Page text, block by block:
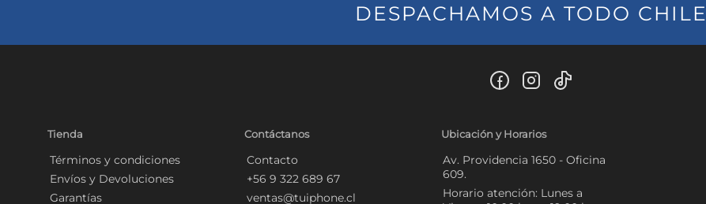
DESPACHAMOS A TODO CHILE
Tienda
Términos y condiciones
Envíos y Devoluciones
Garantías
Contáctanos
Contacto
+56 9 322 689 67
ventas@tuiphone.cl
Ubicación y Horarios
Av. Providencia 1650 - Oficina
609.
Horario atención: Lunes a